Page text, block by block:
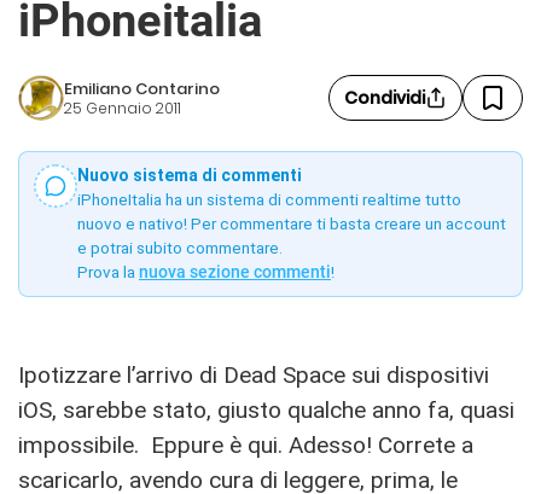
iPhoneitalia
Emiliano Contarino
25 Gennaio 2011 Condividi
Nuovo sistema di commenti
iPhoneItalia ha un sistema di commenti realtime tutto
nuovo e nativo! Per commentare ti basta creare un account
e potrai subito commentare.
Prova la nuova sezione commenti!
Ipotizzare l’arrivo di Dead Space sui dispositivi
iOS, sarebbe stato, giusto qualche anno fa, quasi
impossibile. Eppure è qui. Adesso! Correte a
scaricarlo, avendo cura di leggere, prima, le